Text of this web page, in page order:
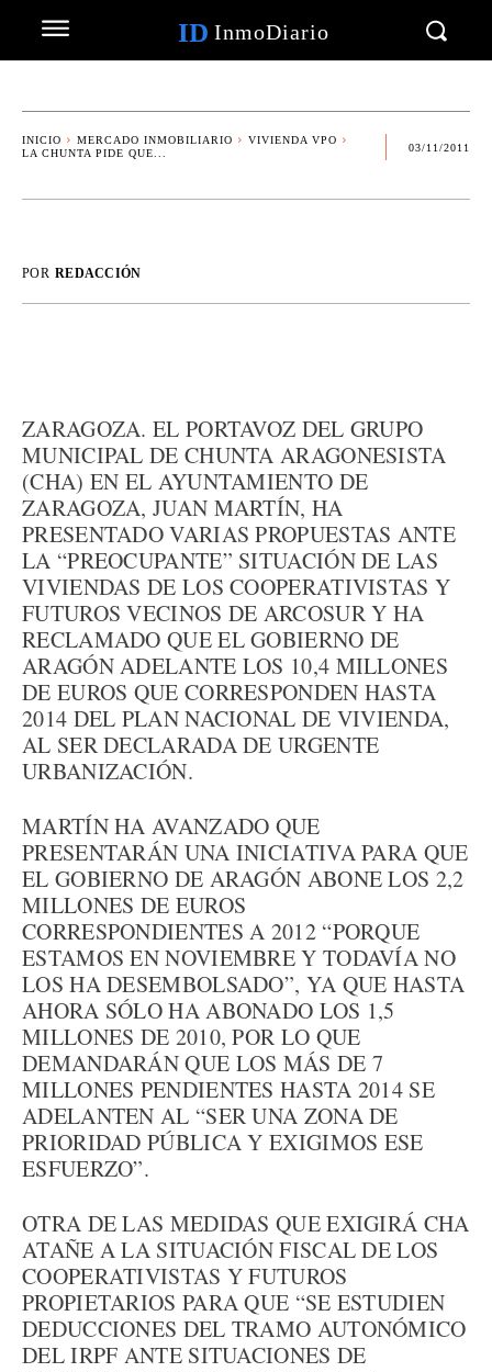
ID InmoDiario
INICIO MERCADO INMOBILIARIO
VIVIENDA VPO
LA CHUNTA PIDE QUE...
03/11/2011
POR REDACCIÓN
ZARAGOZA. EL PORTAVOZ DEL GRUPO
MUNICIPAL DE CHUNTA ARAGONESISTA
(CHA) EN EL AYUNTAMIENTO DE
ZARAGOZA, JUAN MARTÍN, HA
PRESENTADO VARIAS PROPUESTAS ANTE
LA “PREOCUPANTE” SITUACIÓN DE LAS
VIVIENDAS DE LOS COOPERATIVISTAS Y
FUTUROS VECINOS DE ARCOSUR Y HA
RECLAMADO QUE EL GOBIERNO DE
ARAGÓN ADELANTE LOS 10,4 MILLONES
DE EUROS QUE CORRESPONDEN HASTA
2014 DEL PLAN NACIONAL DE VIVIENDA,
AL SER DECLARADA DE URGENTE
URBANIZACIÓN.
MARTÍN HA AVANZADO QUE
PRESENTARÁN UNA INICIATIVA PARA QUE
EL GOBIERNO DE ARAGÓN ABONE LOS 2,2
MILLONES DE EUROS
CORRESPONDIENTES A 2012 “PORQUE
ESTAMOS EN NOVIEMBRE Y TODAVÍA NO
LOS HA DESEMBOLSADO”, YA QUE HASTA
AHORA SÓLO HA ABONADO LOS 1,5
MILLONES DE 2010, POR LO QUE
DEMANDARÁN QUE LOS MÁS DE 7
MILLONES PENDIENTES HASTA 2014 SE
ADELANTEN AL “SER UNA ZONA DE
PRIORIDAD PÚBLICA Y EXIGIMOS ESE
ESFUERZO”.
OTRA DE LAS MEDIDAS QUE EXIGIRÁ CHA
ATAÑE A LA SITUACIÓN FISCAL DE LOS
COOPERATIVISTAS Y FUTUROS
PROPIETARIOS PARA QUE “SE ESTUDIEN
DEDUCCIONES DEL TRAMO AUTONÓMICO
DEL IRPF ANTE SITUACIONES DE